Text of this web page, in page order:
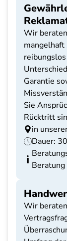
Wir
mangelhaft
Garantie
Sie
Rücktritt
in
Dauer:
Beratung
Wir